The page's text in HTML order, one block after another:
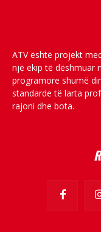
ATV është projekt
një ekip të dëshmuar
programore shumë
standarde të larta
rajoni dhe bota.